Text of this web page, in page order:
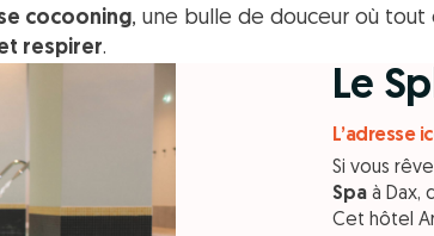
cocooning, une bulle de douceur où tout
respirer.
Le
L’adresse
Si vous
Spaà Dax,
Cet hôtel